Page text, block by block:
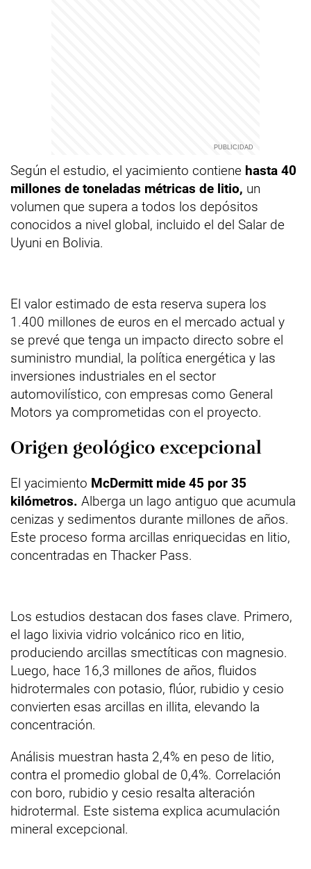
Según el estudio, el yacimiento contiene hasta 40
millones de toneladas métricas de litio, un
volumen que supera a todos los depósitos
conocidos a nivel global, incluido el del Salar de
Uyuni en Bolivia.
El valor estimado de esta reserva supera los
1.400 millones de euros en el mercado actual y
se prevé que tenga un impacto directo sobre el
suministro mundial, la política energética y las
inversiones industriales en el sector
automovilístico, con empresas como General
Motors ya comprometidas con el proyecto.
Origen geológico excepcional
El yacimiento McDermitt mide 45 por 35
kilómetros. Alberga un lago antiguo que acumula
cenizas y sedimentos durante millones de años.
Este proceso forma arcillas enriquecidas en litio,
concentradas en Thacker Pass.
Los estudios destacan dos fases clave. Primero,
el lago lixivia vidrio volcánico rico en litio,
produciendo arcillas smectíticas con magnesio.
Luego, hace 16,3 millones de años, fluidos
hidrotermales con potasio, flúor, rubidio y cesio
convierten esas arcillas en illita, elevando la
concentración.
Análisis muestran hasta 2,4% en peso de litio,
contra el promedio global de 0,4%. Correlación
con boro, rubidio y cesio resalta alteración
hidrotermal. Este sistema explica acumulación
mineral excepcional.